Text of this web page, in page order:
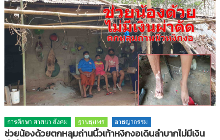
การศึกษา ศาสนา สังคม ฐานชุมพร อาชญากรรม
ช่วยน้องด้วยตกหลุมถ่านนิ้วเท้าหงิกงอเดินลำบากไม่มีเงิน